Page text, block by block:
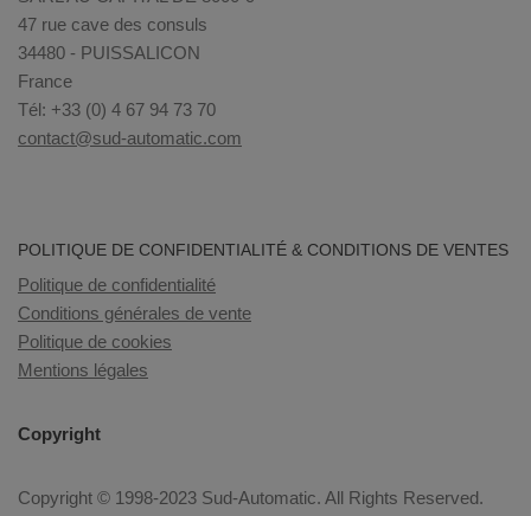
47 rue cave des consuls
34480 - PUISSALICON
France
Tél: +33 (0) 4 67 94 73 70
contact@sud-automatic.com
POLITIQUE DE CONFIDENTIALITÉ & CONDITIONS DE VENTES
Politique de confidentialité
Conditions générales de vente
Politique de cookies
Mentions légales
Copyright
Copyright © 1998-2023 Sud-Automatic. All Rights Reserved.